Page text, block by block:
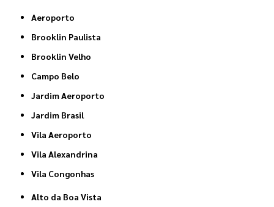
Aeroporto
Brooklin Paulista
Brooklin Velho
Campo Belo
Jardim Aeroporto
Jardim Brasil
Vila Aeroporto
Vila Alexandrina
Vila Congonhas
Alto da Boa Vista